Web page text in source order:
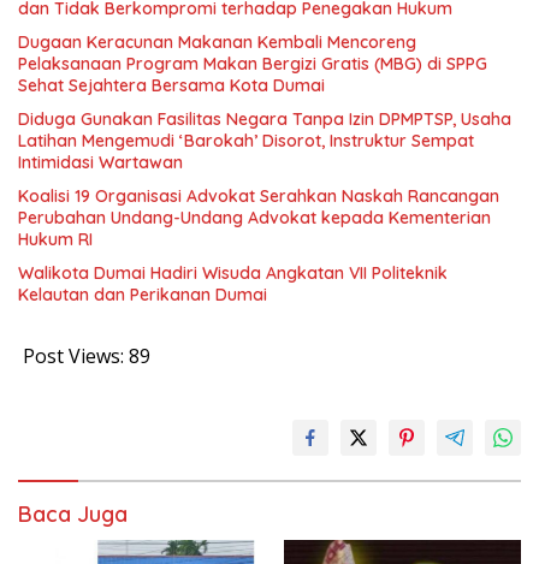
dan Tidak Berkompromi terhadap Penegakan Hukum
Dugaan Keracunan Makanan Kembali Mencoreng
Pelaksanaan Program Makan Bergizi Gratis (MBG) di SPPG
Sehat Sejahtera Bersama Kota Dumai
Diduga Gunakan Fasilitas Negara Tanpa Izin DPMPTSP, Usaha
Latihan Mengemudi ‘Barokah’ Disorot, Instruktur Sempat
Intimidasi Wartawan
Koalisi 19 Organisasi Advokat Serahkan Naskah Rancangan
Perubahan Undang-Undang Advokat kepada Kementerian
Hukum RI
Walikota Dumai Hadiri Wisuda Angkatan VII Politeknik
Kelautan dan Perikanan Dumai
Post Views: 89
Baca Juga